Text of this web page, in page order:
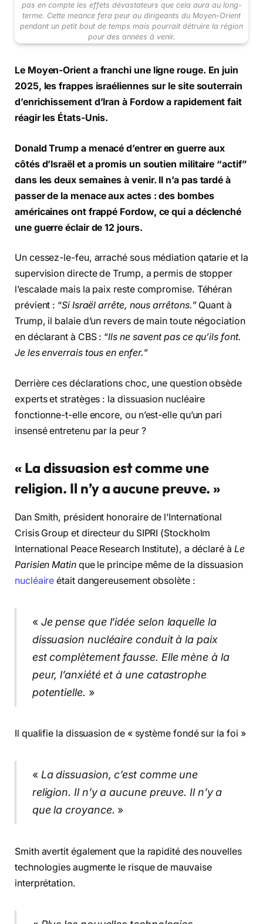
pas en compte les effets dévastateurs que cela aura au long-
terme. Cette meance fera peur au dirigeants du Moyen-Orient
pendant un petit bout de temps mais pourrait détruire la région
pour des années à venir.
Le Moyen-Orient a franchi une ligne rouge. En juin
2025, les frappes israéliennes sur le site souterrain
d’enrichissement d’Iran à Fordow a rapidement fait
réagir les États-Unis.
Donald Trump a menacé d’entrer en guerre aux
côtés d’Israël et a promis un soutien militaire “actif”
dans les deux semaines à venir. Il n’a pas tardé à
passer de la menace aux actes : des bombes
américaines ont frappé Fordow, ce qui a déclenché
une guerre éclair de 12 jours.
Un cessez-le-feu, arraché sous médiation qatarie et la
supervision directe de Trump, a permis de stopper
l’escalade mais la paix reste compromise. Téhéran
prévient : “Si Israël arrête, nous arrêtons.” Quant à
Trump, il balaie d’un revers de main toute négociation
en déclarant à CBS : “Ils ne savent pas ce qu’ils font.
Je les enverrais tous en enfer.”
Derrière ces déclarations choc, une question obsède
experts et stratèges : la dissuasion nucléaire
fonctionne-t-elle encore, ou n’est-elle qu’un pari
insensé entretenu par la peur ?
« La dissuasion est comme une
religion. Il n’y a aucune preuve. »
Dan Smith, président honoraire de l’International
Crisis Group et directeur du SIPRI (Stockholm
International Peace Research Institute), a déclaré à Le
Parisien Matinque le principe même de la dissuasion
nucléaire était dangereusement obsolète :
« Je pense que l’idée selon laquelle la
dissuasion nucléaire conduit à la paix
est complètement fausse. Elle mène à la
peur, l’anxiété et à une catastrophe
potentielle. »
Il qualifie la dissuasion de « système fondé sur la foi »
« La dissuasion, c’est comme une
religion. Il n’y a aucune preuve. Il n’y a
que la croyance. »
Smith avertit également que la rapidité des nouvelles
technologies augmente le risque de mauvaise
interprétation.